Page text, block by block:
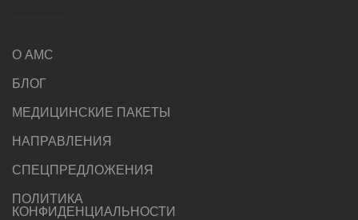
О AMC
БЛОГ
МЕДИЦИНСКИЕ ПАКЕТЫ
НАПРАВЛЕНИЯ
СПЕЦПРЕДЛОЖЕНИЯ
ПОЛИТИКА
КОНФИДЕНЦИАЛЬНОСТИ